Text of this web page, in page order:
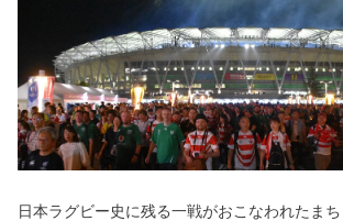
日本ラグビー史に残る一戦がおこなわれたまち 袋